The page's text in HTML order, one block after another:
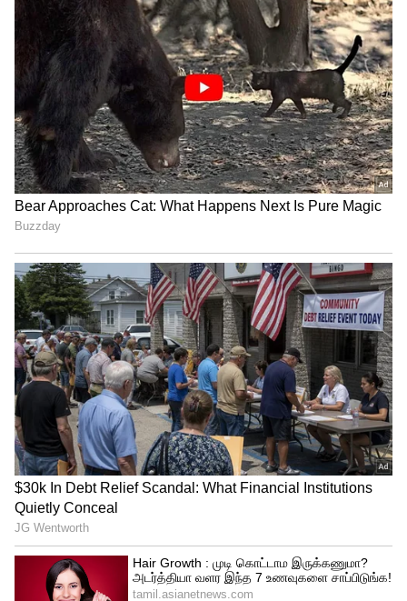
சிவசேனா கட்சி சார்பில் மக்களவைத்
தலைவராக நியமிக்கப்பட்ட வினாயக் ராவத்
மீது போட்டி எம்.பி.க்களுக்கு
நம்பிக்கையில்லை. அதனால், ஏக்நாத்
தூத்துக்குடி பனிமய மாதா
கோயில் திருவிழா நிறைவு:
திரளான பக்தர்கள் தரிசனம்!
நம்பர் 1 டிரெண்டிங்கில் 'தக்காளி
வெற்றி கழகம்' பஸ்! யார் பாத்த
வேலைடா இது?